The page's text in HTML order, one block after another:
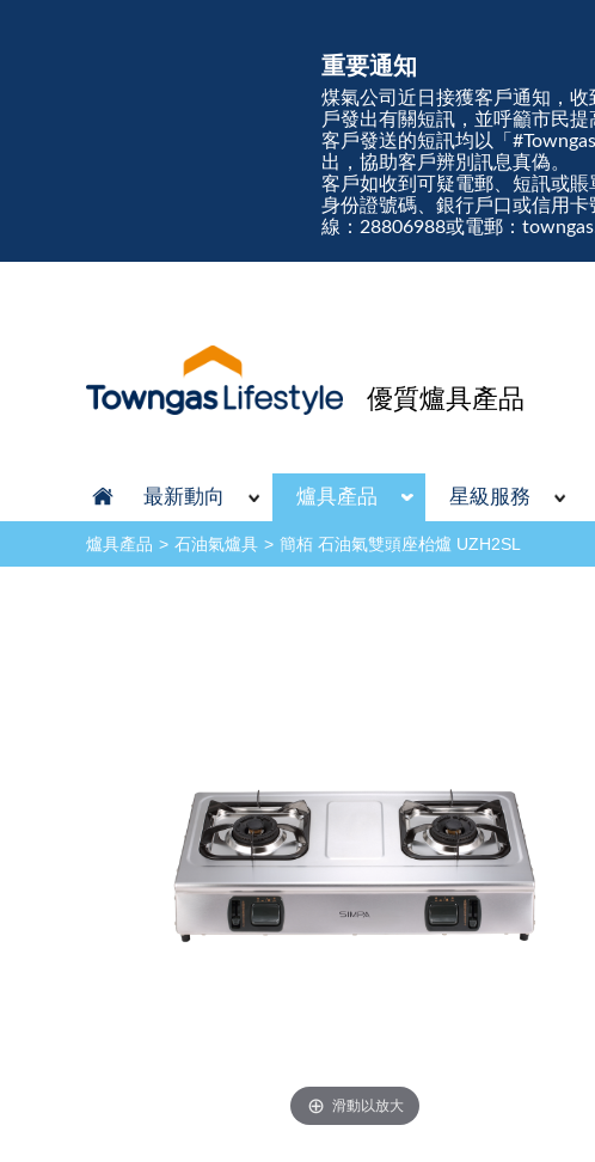
重要通知
煤氣公司近日接獲客戶通知，
戶發出有關短訊，並呼籲市民
客戶發送的短訊均以「
出，協助客戶辨別訊息真偽。
客戶如收到可疑電郵、短訊或
身份證號碼、銀行戶口或信用
線：28806988或電郵：
優質爐具產品
最新動向 爐具產品 星級服務
爐具產品 石油氣爐具 簡栢 石油氣雙頭座枱爐 UZH2SL
滑動以放大